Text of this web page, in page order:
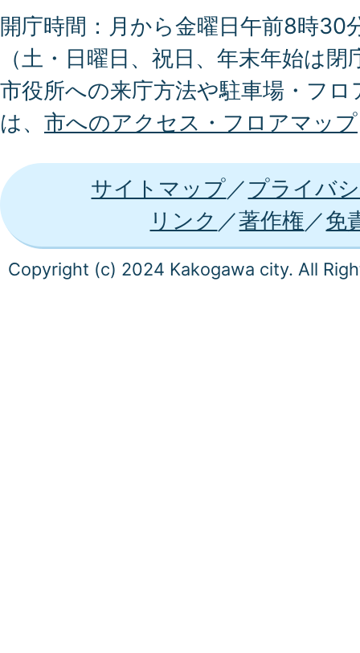
開庁時間：月から金曜日午前8時30
（土・日曜日、祝日、年末年始は閉
市役所への来庁方法や駐車場・フ
は、 市へのアクセス・フロアマップ
サイトマップ
プライバ
リンク
著作権 免
Copyright (c) 2024 Kakogawa city. All